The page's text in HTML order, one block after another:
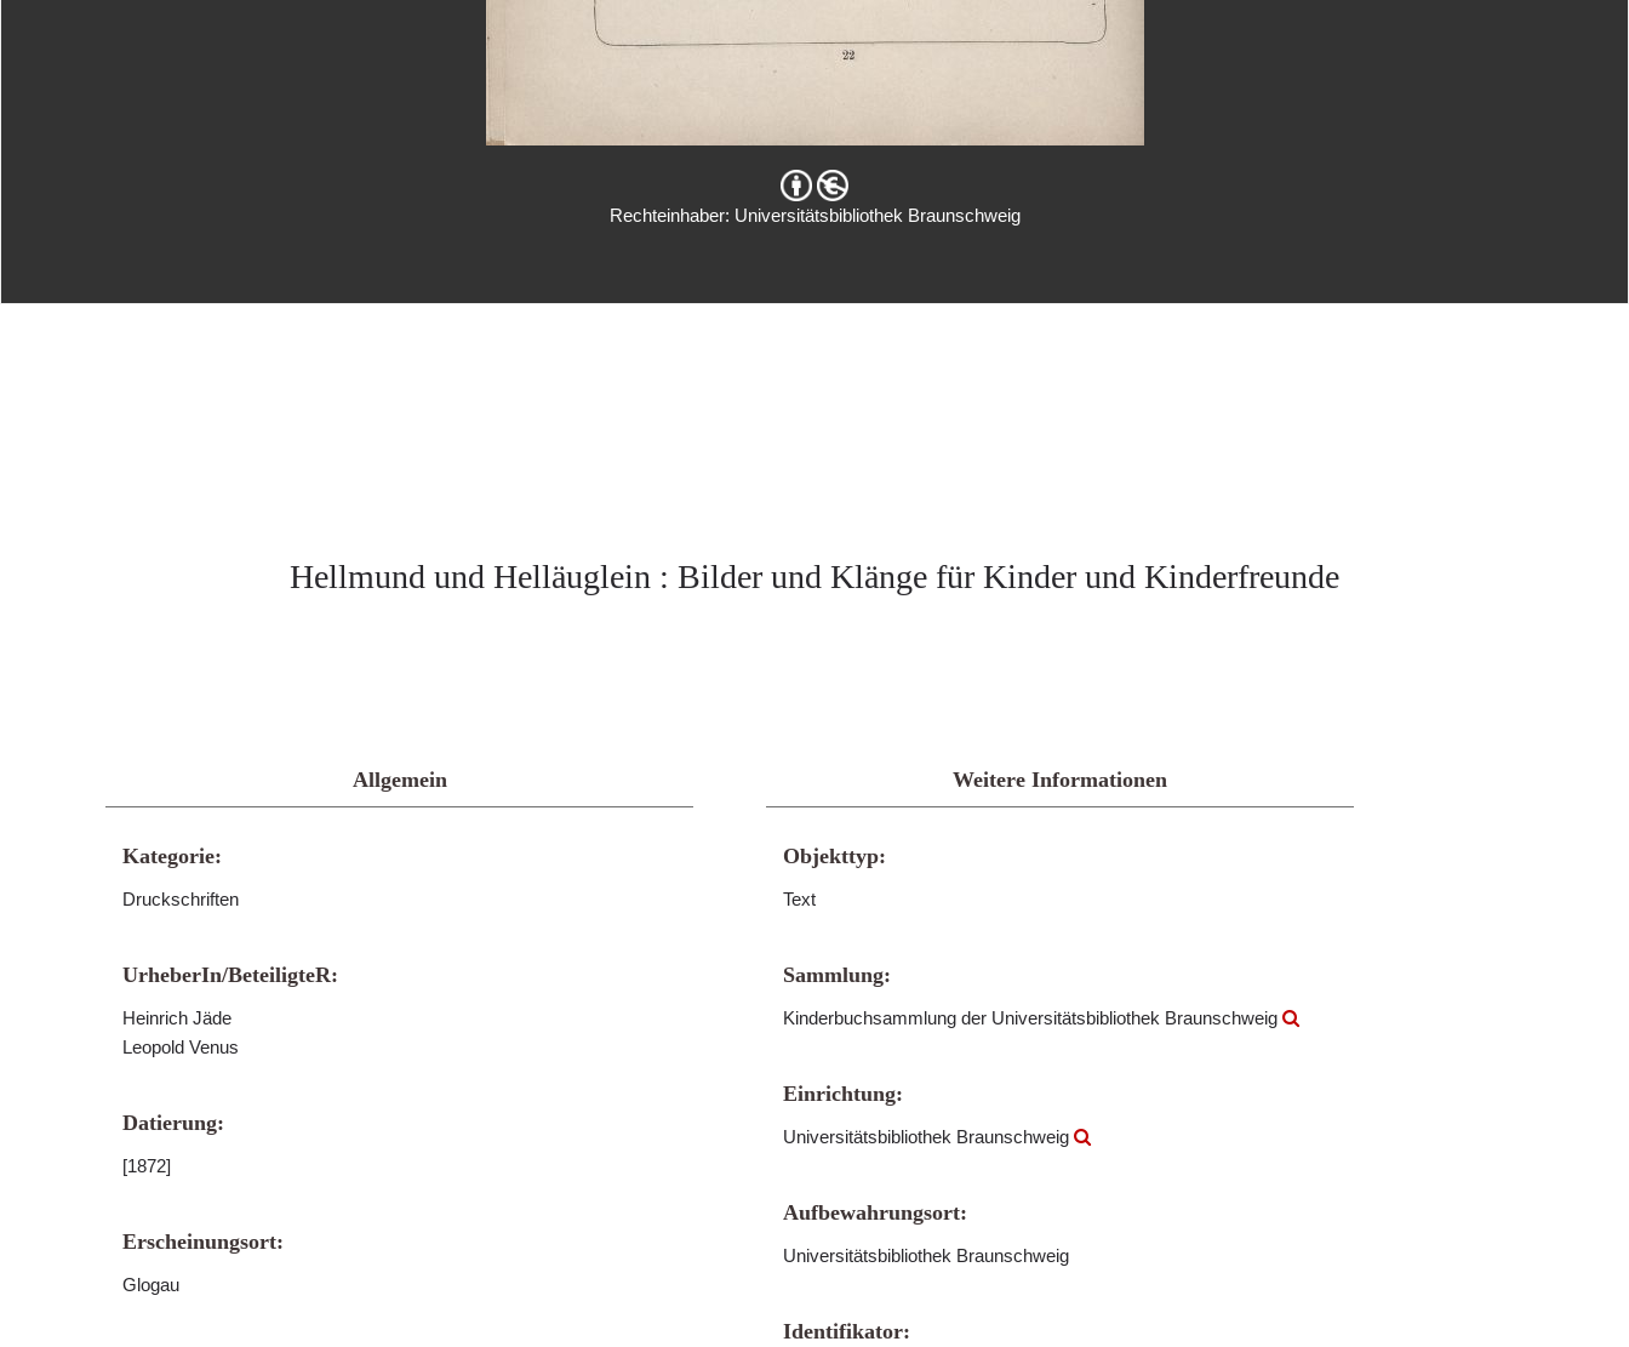
Rechteinhaber: Universitätsbibliothek Braunschweig
Hellmund und Helläuglein : Bilder und Klänge für Kinder und Kinderfreunde
Allgemein
Kategorie:
Druckschriften
UrheberIn/BeteiligteR:
Heinrich Jäde
Leopold Venus
Datierung:
[1872]
Erscheinungsort:
Glogau
Weitere Informationen
Objekttyp:
Text
Sammlung:
Kinderbuchsammlung der Universitätsbibliothek Braunschweig
Einrichtung:
Universitätsbibliothek Braunschweig
Aufbewahrungsort:
Universitätsbibliothek Braunschweig
Identifikator: